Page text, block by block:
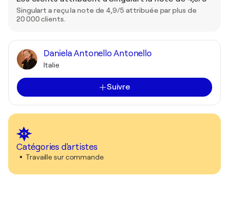
Singulart a reçu la note de 4,9/5 attribuée par plus de
20 000 clients.
Daniela Antonello Antonello
Italie
Suivre
Catégories d'artistes
Travaille sur commande